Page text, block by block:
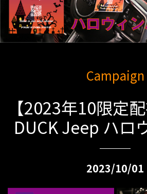
Campaign
【2023年10限定
DUCK Jeep ハロ
2023/10/01